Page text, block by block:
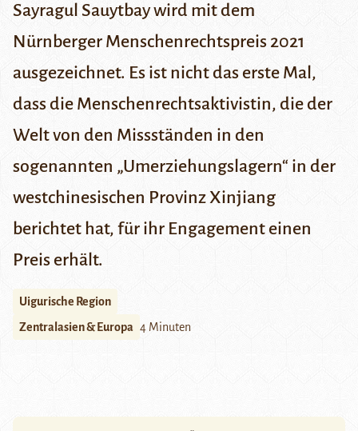
Sayragul Sauytbay wird mit dem
Nürnberger Menschenrechtspreis 2021
ausgezeichnet. Es ist nicht das erste Mal,
dass die Menschenrechtsaktivistin, die der
Welt von den Missständen in den
sogenannten „Umerziehungslagern“ in der
westchinesischen Provinz Xinjiang
berichtet hat, für ihr Engagement einen
Preis erhält.
Uigurische Region
Zentralasien & Europa 4 Minuten